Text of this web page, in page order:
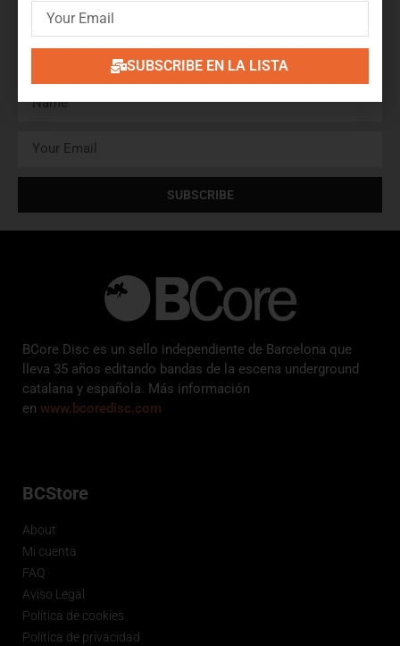
¡Regístrate para recibir correos de BCore y obtén en
primicia detalles de nuevos productos, ofertas, contenido
exclusivo, eventos y mucho más!
SUBSCRIBE
BCore Disc es un sello independiente de Barcelona que
lleva 35 años editando bandas de la escena underground
catalana y española. Más información
en www.bcoredisc.com
BCStore
About
Mi cuenta
FAQ
Aviso Legal
Política de cookies
Política de privacidad
SUBSCRIBE EN LA LISTA